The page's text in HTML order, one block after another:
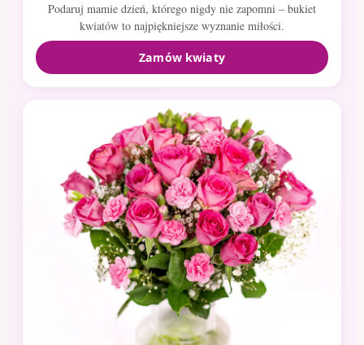
Podaruj mamie dzień, którego nigdy nie zapomni – bukiet
kwiatów to najpiękniejsze wyznanie miłości.
Zamów kwiaty